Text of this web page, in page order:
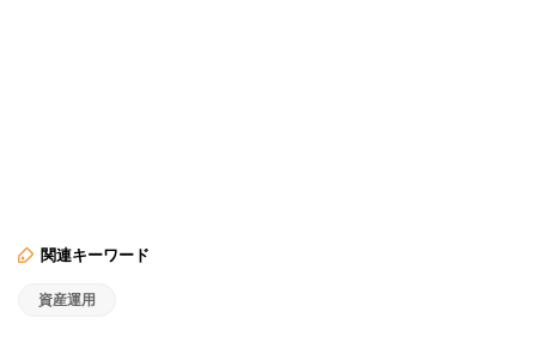
関連キーワード
資産運用